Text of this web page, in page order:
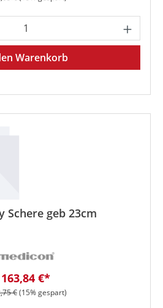
Gib den
Warenkorb
Schere geb 23cm
Verkaufspreis:
163,84 €*
Preis:
€(15% gespart)